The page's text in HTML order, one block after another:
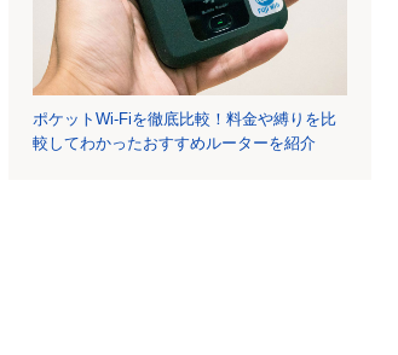
ポケットWi-Fiを徹底比較！料金や縛りを比
較してわかったおすすめルーターを紹介